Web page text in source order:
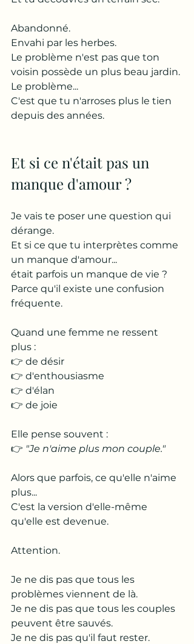
Abandonné.
Envahi par les herbes.
Le problème n'est pas que ton
voisin possède un plus beau jardin.
Le problème...
C'est que tu n'arroses plus le tien
depuis des années.
Et si ce n'était pas un
manque d'amour ?
Je vais te poser une question qui
dérange.
Et si ce que tu interprètes comme
un manque d'amour...
était parfois un manque de vie ?
Parce qu'il existe une confusion
fréquente.
Quand une femme ne ressent
plus :
👉 de désir
👉 d'enthousiasme
👉 d'élan
👉 de joie
Elle pense souvent :
👉 "Je n'aime plus mon couple."
Alors que parfois, ce qu'elle n'aime
plus...
C'est la version d'elle-même
qu'elle est devenue.
Attention.
Je ne dis pas que tous les
problèmes viennent de là.
Je ne dis pas que tous les couples
peuvent être sauvés.
Je ne dis pas qu'il faut rester.